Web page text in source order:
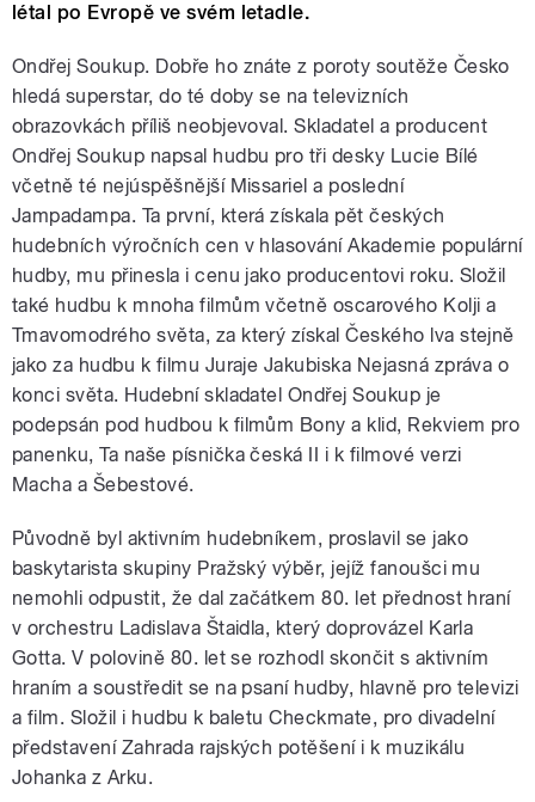
létal po Evropě ve svém letadle.
Ondřej Soukup. Dobře ho znáte z poroty soutěže Česko
hledá superstar, do té doby se na televizních
obrazovkách příliš neobjevoval. Skladatel a producent
Ondřej Soukup napsal hudbu pro tři desky Lucie Bílé
včetně té nejúspěšnější Missariel a poslední
Jampadampa. Ta první, která získala pět českých
hudebních výročních cen v hlasování Akademie populární
hudby, mu přinesla i cenu jako producentovi roku. Složil
také hudbu k mnoha filmům včetně oscarového Kolji a
Tmavomodrého světa, za který získal Českého lva stejně
jako za hudbu k filmu Juraje Jakubiska Nejasná zpráva o
konci světa. Hudební skladatel Ondřej Soukup je
podepsán pod hudbou k filmům Bony a klid, Rekviem pro
panenku, Ta naše písnička česká II i k filmové verzi
Macha a Šebestové.
Původně byl aktivním hudebníkem, proslavil se jako
baskytarista skupiny Pražský výběr, jejíž fanoušci mu
nemohli odpustit, že dal začátkem 80. let přednost hraní
v orchestru Ladislava Štaidla, který doprovázel Karla
Gotta. V polovině 80. let se rozhodl skončit s aktivním
hraním a soustředit se na psaní hudby, hlavně pro televizi
a film. Složil i hudbu k baletu Checkmate, pro divadelní
představení Zahrada rajských potěšení i k muzikálu
Johanka z Arku.